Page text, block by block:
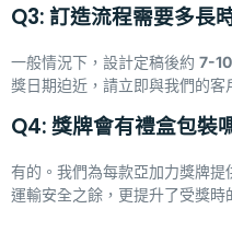
Q3: 訂造流程需要多長
一般情況下，設計定稿後約 7-10
獎日期迫近，請立即與我們的客
Q4: 獎牌會有禮盒包裝
有的。我們為每款亞加力獎牌
運輸安全之餘，更提升了受獎時